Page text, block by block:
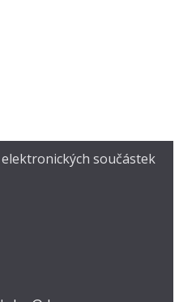
součástek